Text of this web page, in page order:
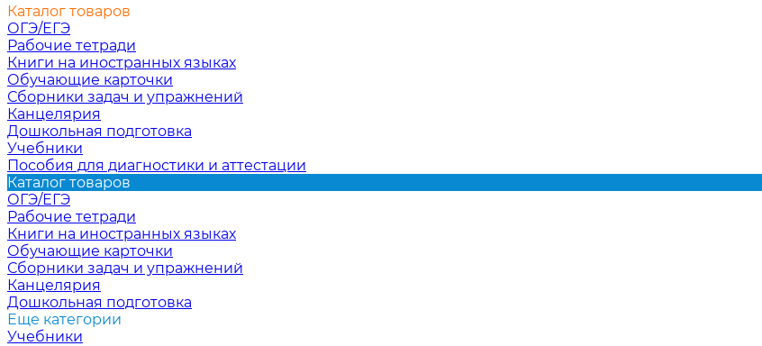
Каталог товаров
ОГЭ/ЕГЭ
Рабочие тетради
Книги на иностранных языках
Обучающие карточки
Сборники задач и упражнений
Канцелярия
Дошкольная подготовка
Учебники
Пособия для диагностики и аттестации
Каталог товаров
ОГЭ/ЕГЭ
Рабочие тетради
Книги на иностранных языках
Обучающие карточки
Сборники задач и упражнений
Канцелярия
Дошкольная подготовка
Еще категории
Учебники